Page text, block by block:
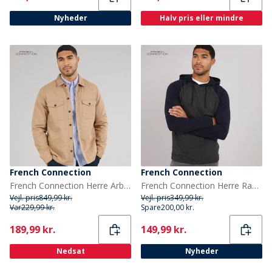
Nyheder Halv pris eller mindre
French Connection
French Connection Herre Arbejdsjakke Borg Kamel
Vejl. pris849,99 kr.
Var229,99 kr.
Current
189,99 kr.
Nedsat
French Connection
French Connection Herre Raglan Hættetrøje Koksgrå / Marine
Vejl. pris349,99 kr.
Spare200,00 kr.
Current
149,99 kr.
Nyheder